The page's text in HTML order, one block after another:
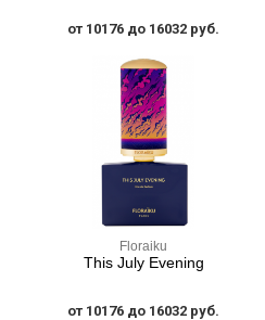
от 10176 до 16032 руб.
Floraiku
This July Evening
от 10176 до 16032 руб.